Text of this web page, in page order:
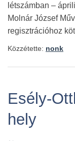
létszámban –
Molnár József
regisztrációhoz
Közzétette: nonk
Esély-
hely